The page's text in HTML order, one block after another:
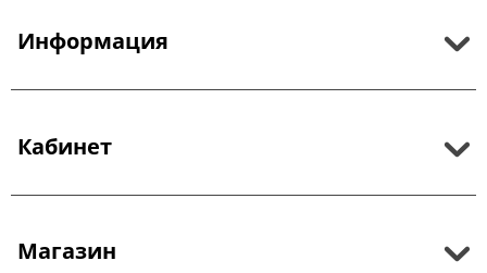
Информация
Кабинет
Магазин